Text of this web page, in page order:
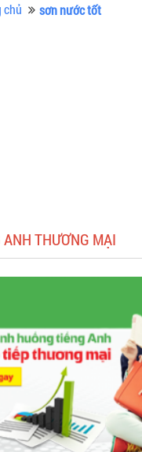
chủ sơn nước tốt
ANH THƯƠNG MẠI